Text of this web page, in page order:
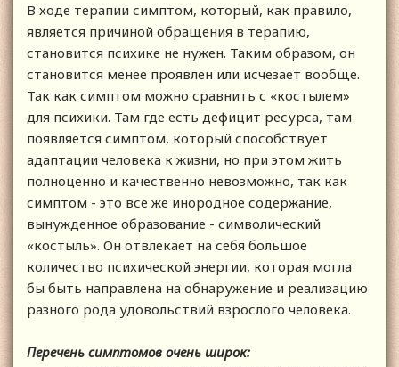
В ходе терапии симптом, который, как правило,
является причиной обращения в терапию,
становится психике не нужен. Таким образом, он
становится менее проявлен или исчезает вообще.
Так как симптом можно сравнить с «костылем»
для психики. Там где есть дефицит ресурса, там
появляется симптом, который способствует
адаптации человека к жизни, но при этом жить
полноценно и качественно невозможно, так как
симптом - это все же инородное содержание,
вынужденное образование - символический
«костыль». Он отвлекает на себя большое
количество психической энергии, которая могла
бы быть направлена на обнаружение и реализацию
разного рода удовольствий взрослого человека.
Перечень симптомов очень широк: